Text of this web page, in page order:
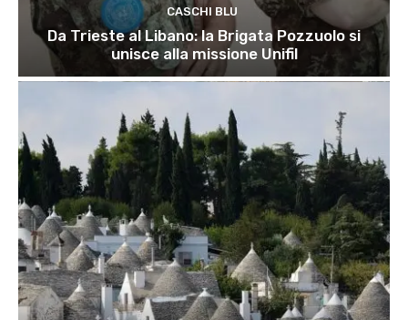
CASCHI BLU
Da Trieste al Libano: la Brigata Pozzuolo si
unisce alla missione Unifil